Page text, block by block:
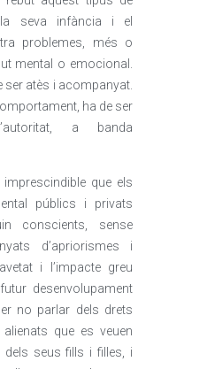
seva infància i el
problemes, més o
mental o emocional.
ser atès i acompanyat.
ha de ser
a banda
que els
públics i privats
conscients, sense
d’apriorismes i
i l’impacte greu
desenvolupament
no parlar dels drets
que es veuen
dels seus fills i filles, i